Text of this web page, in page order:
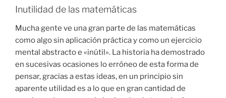
Inutilidad de las matemáticas
Mucha gente ve una gran parte de las matemáticas
como algo sin aplicación práctica y como un ejercicio
mental abstracto e «inútil». La historia ha demostrado
en sucesivas ocasiones lo erróneo de esta forma de
pensar, gracias a estas ideas, en un principio sin
aparente utilidad es a lo que en gran cantidad de